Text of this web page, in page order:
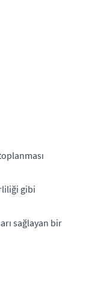
gibi
sağlayan bir